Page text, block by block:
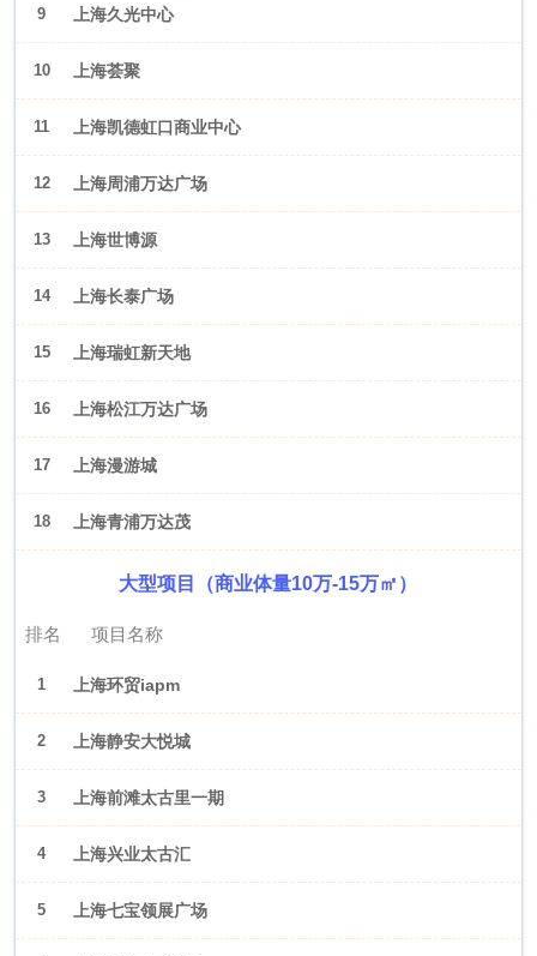
9 上海久光中心
10 上海荟聚
11 上海凯德虹口商业中心
12 上海周浦万达广场
13 上海世博源
14 上海长泰广场
15 上海瑞虹新天地
16 上海松江万达广场
17 上海漫游城
18 上海青浦万达茂
大型项目（商业体量10万-15万㎡）
排名 项目名称
1 上海环贸iapm
2 上海静安大悦城
3 上海前滩太古里一期
4 上海兴业太古汇
5 上海七宝领展广场